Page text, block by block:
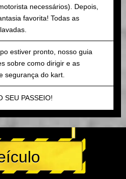
necessários). Depois,
favorita! Todas as
estiver pronto, nosso guia
sobre como dirigir e as
segurança do kart.
SEU PASSEIO!